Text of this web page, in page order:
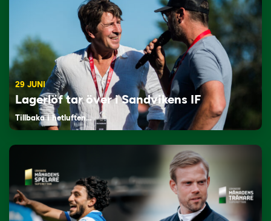
29 JUNI
Lagerlöf tar över i Sandvikens IF
Tillbaka i hetluften…